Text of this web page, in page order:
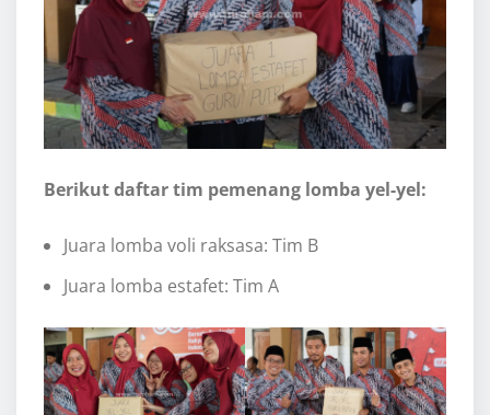
Berikut daftar tim pemenang lomba yel-yel:
Juara lomba voli raksasa: Tim B
Juara lomba estafet: Tim A